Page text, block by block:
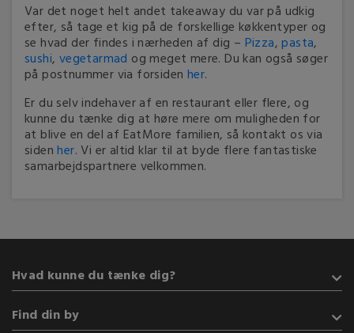
Var det noget helt andet takeaway du var på udkig
efter, så tage et kig på de forskellige køkkentyper og
se hvad der findes i nærheden af dig – Pizza,pasta,
sushi, vegetarmad og meget mere. Du kan også søger
på postnummer via forsiden her.
Er du selv indehaver af en restaurant eller flere, og
kunne du tænke dig at høre mere om muligheden for
at blive en del af EatMore familien, så kontakt os via
sidenher. Vi er altid klar til at byde flere fantastiske
samarbejdspartnere velkommen.
Hvad kunne du tænke dig?
Takeaway
Grill
Find din by